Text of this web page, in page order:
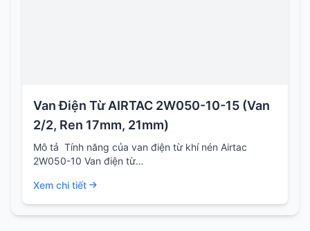
Van Điện Từ AIRTAC 2W050-10-15 (Van
2/2, Ren 17mm, 21mm)
Mô tả Tính năng của van điện từ khí nén Airtac
2W050-10 Van điện từ…
Xem chi tiết